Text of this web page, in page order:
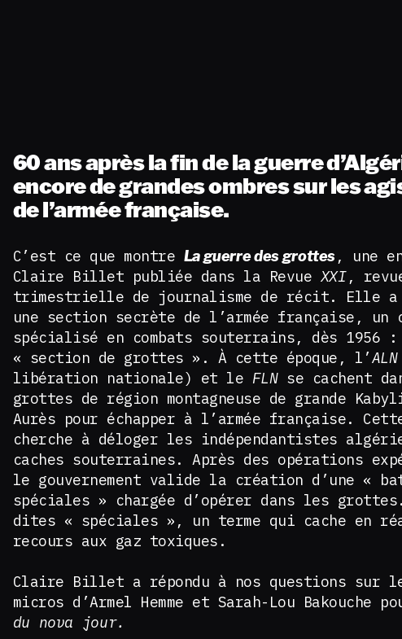
60 ans après la fin de la guerre
encore de grandes ombres sur les
de l’armée française.
C’est ce que montre La guerre des grottes, une
Claire Billet publiée dans la Revue XXI,
trimestrielle de journalisme de récit. Elle a
une section secrète de l’armée française, un
spécialisé en combats souterrains, dès 1956
« section de grottes ». À cette époque, l’ALN
libération nationale) et le FLNse cachent
grottes de région montagneuse de grande
Aurès pour échapper à l’armée française.
cherche à déloger les indépendantistes
caches souterraines. Après des opérations
le gouvernement valide la création d’une «
spéciales » chargée d’opérer dans les grottes.
dites « spéciales », un terme qui cache en
recours aux gaz toxiques.
Claire Billet a répondu à nos questions sur
micros d’Armel Hemme et Sarah-Lou Bakouche
du nova jour.